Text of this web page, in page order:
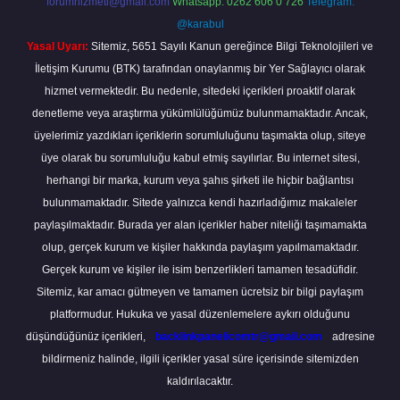
@karabul
Yasal Uyarı: Sitemiz, 5651 Sayılı Kanun gereğince Bilgi Teknolojileri ve
İletişim Kurumu (BTK) tarafından onaylanmış bir Yer Sağlayıcı olarak
hizmet vermektedir. Bu nedenle, sitedeki içerikleri proaktif olarak
denetleme veya araştırma yükümlülüğümüz bulunmamaktadır. Ancak,
üyelerimiz yazdıkları içeriklerin sorumluluğunu taşımakta olup, siteye
üye olarak bu sorumluluğu kabul etmiş sayılırlar. Bu internet sitesi,
herhangi bir marka, kurum veya şahıs şirketi ile hiçbir bağlantısı
bulunmamaktadır. Sitede yalnızca kendi hazırladığımız makaleler
paylaşılmaktadır. Burada yer alan içerikler haber niteliği taşımamakta
olup, gerçek kurum ve kişiler hakkında paylaşım yapılmamaktadır.
Gerçek kurum ve kişiler ile isim benzerlikleri tamamen tesadüfidir.
Sitemiz, kar amacı gütmeyen ve tamamen ücretsiz bir bilgi paylaşım
platformudur. Hukuka ve yasal düzenlemelere aykırı olduğunu
düşündüğünüz içerikleri,
backlinkpanelicomtr@gmail.com
adresine
bildirmeniz halinde, ilgili içerikler yasal süre içerisinde sitemizden
kaldırılacaktır.